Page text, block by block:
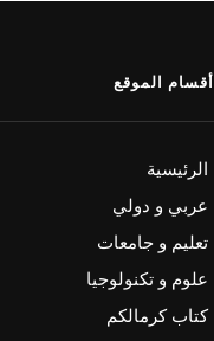
أقسام الموقع
الرئيسية
عربي و دولي
تعليم و جامعات
علوم و تكنولوجيا
كتاب كرمالكم